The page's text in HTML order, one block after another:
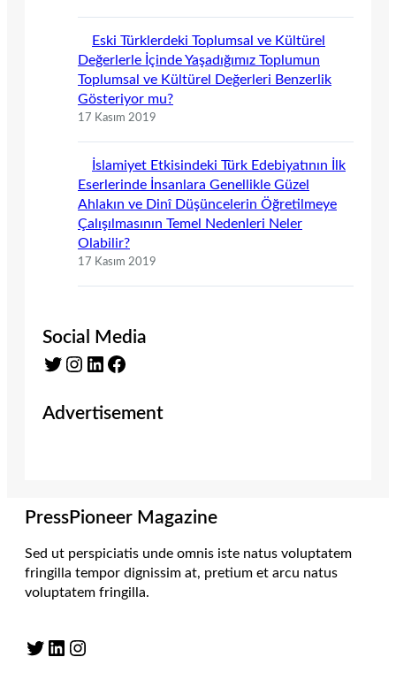
Eski Türklerdeki Toplumsal ve Kültürel
Değerlerle İçinde Yaşadığımız Toplumun
Toplumsal ve Kültürel Değerleri Benzerlik
Gösteriyor mu?
17 Kasım 2019
İslamiyet Etkisindeki Türk Edebiyatının İlk
Eserlerinde İnsanlara Genellikle Güzel
Ahlakın ve Dinî Düşüncelerin Öğretilmeye
Çalışılmasının Temel Nedenleri Neler
Olabilir?
17 Kasım 2019
Social Media
Twitter Instagram LinkedIn Facebook
Advertisement
PressPioneer Magazine
Sed ut perspiciatis unde omnis iste natus voluptatem
fringilla tempor dignissim at, pretium et arcu natus
voluptatem fringilla.
Twitter LinkedIn Instagram